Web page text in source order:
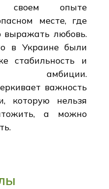
своем опыте
месте, где
выражать любовь.
в Украине были
стабильность и
амбиции.
важность
которую нельзя
а можно